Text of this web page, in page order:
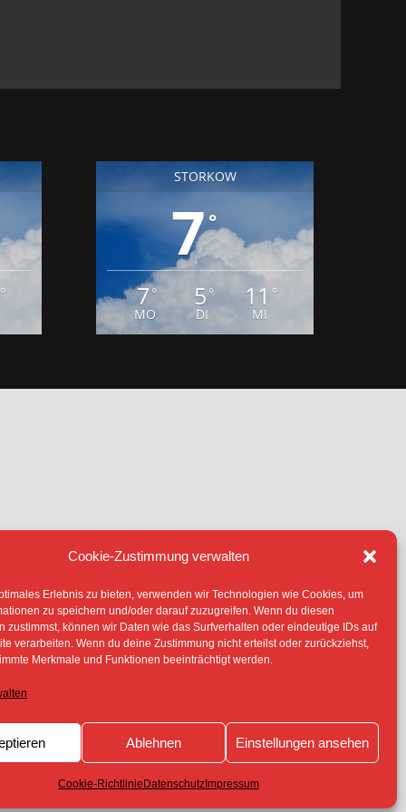
Cookie-Zustimmung verwalten
Erlebnis zu bieten, verwenden wir Technologien wie Cookies, um
zu speichern und/oder darauf zuzugreifen. Wenn du diesen
zustimmst, können wir Daten wie das Surfverhalten oder eindeutige IDs auf
verarbeiten. Wenn du deine Zustimmung nicht erteilst oder zurückziehst,
Merkmale und Funktionen beeinträchtigt werden.
Ablehnen Einstellungen ansehen
Cookie-Richtlinie DatenschutzImpressum
°
STORKOW
7°
7 °
MO
5°
DI
11 °
MI
(EU)
-SOFERN NICHT ANDERS
DER RECHTEINHABER